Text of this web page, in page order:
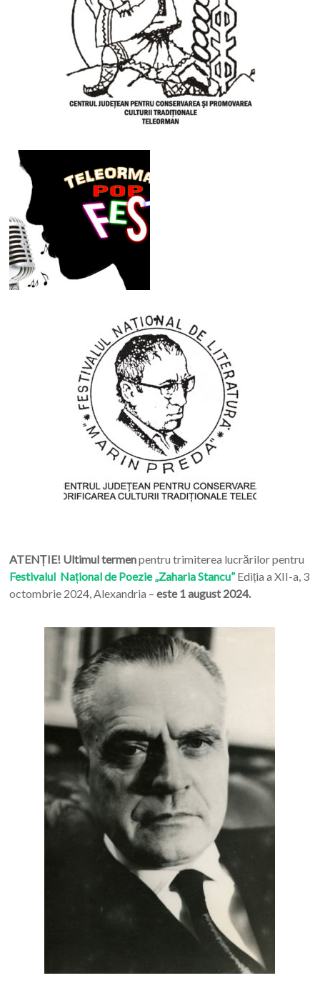
ATENȚIE! Ultimul termenpentru trimiterea lucrărilor pentru
Festivalul Național de Poezie „Zaharia Stancu”Ediția a XII-a, 3
octombrie 2024, Alexandria – este 1 august 2024.